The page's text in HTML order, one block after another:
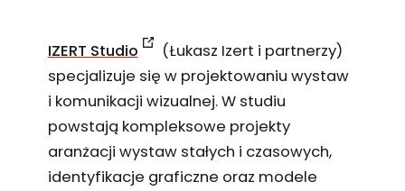
IZERT Studio
(Łukasz Izert i partnerzy)
specjalizuje się w projektowaniu wystaw
i komunikacji wizualnej. W studiu
powstają kompleksowe projekty
aranżacji wystaw stałych i czasowych,
identyfikacje graficzne oraz modele